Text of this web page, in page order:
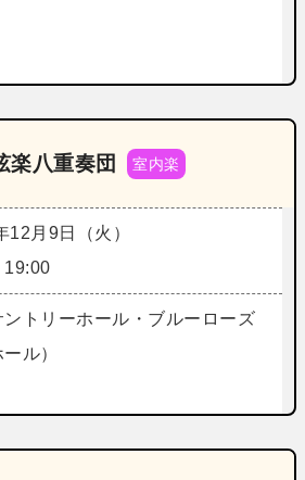
楽八重奏団 室内楽
12月9日（火）
19:00
ントリーホール・ブルーローズ
ール）